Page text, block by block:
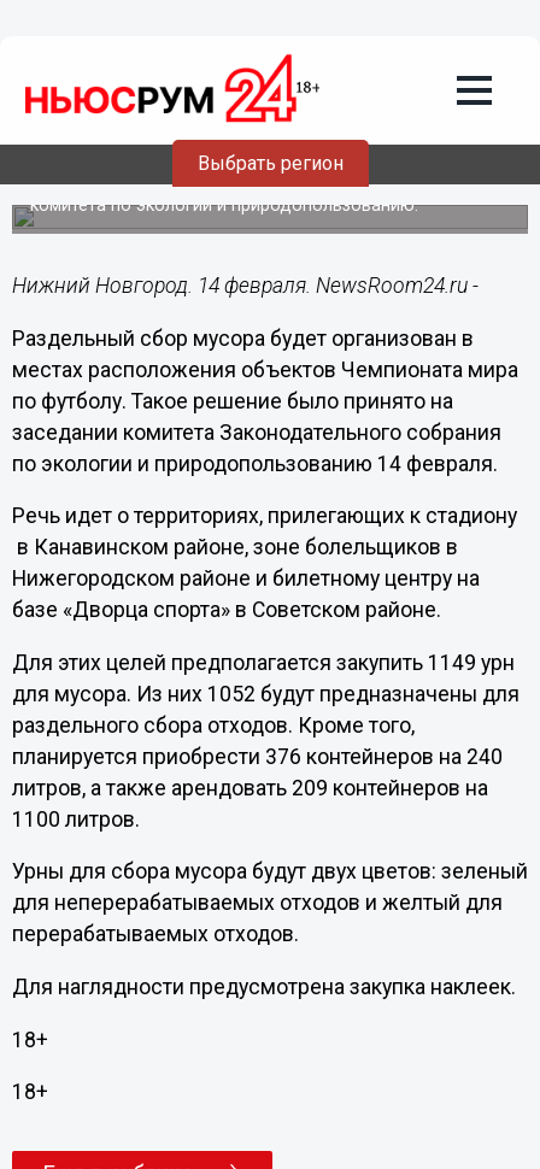
Выбрать регион
14.02.201816:32
Проблему мусора в Нижнем Новгороде
решат во время ЧМ-2018
В Законодательном собрании состоялось заседание
комитета по экологии и природопользованию.
Нижний Новгород. 14 февраля. NewsRoom24.ru -
Раздельный сбор мусора будет организован в
местах расположения объектов Чемпионата мира
по футболу. Такое решение было принято на
заседании комитета Законодательного собрания
по экологии и природопользованию 14 февраля.
Речь идет о территориях, прилегающих к стадиону
в Канавинском районе, зоне болельщиков в
Нижегородском районе и билетному центру на
базе «Дворца спорта» в Советском районе.
Для этих целей предполагается закупить 1149 урн
для мусора. Из них 1052 будут предназначены для
раздельного сбора отходов. Кроме того,
планируется приобрести 376 контейнеров на 240
литров, а также арендовать 209 контейнеров на
1100 литров.
Урны для сбора мусора будут двух цветов: зеленый
для неперерабатываемых отходов и желтый для
перерабатываемых отходов.
Для наглядности предусмотрена закупка наклеек.
18+
18+